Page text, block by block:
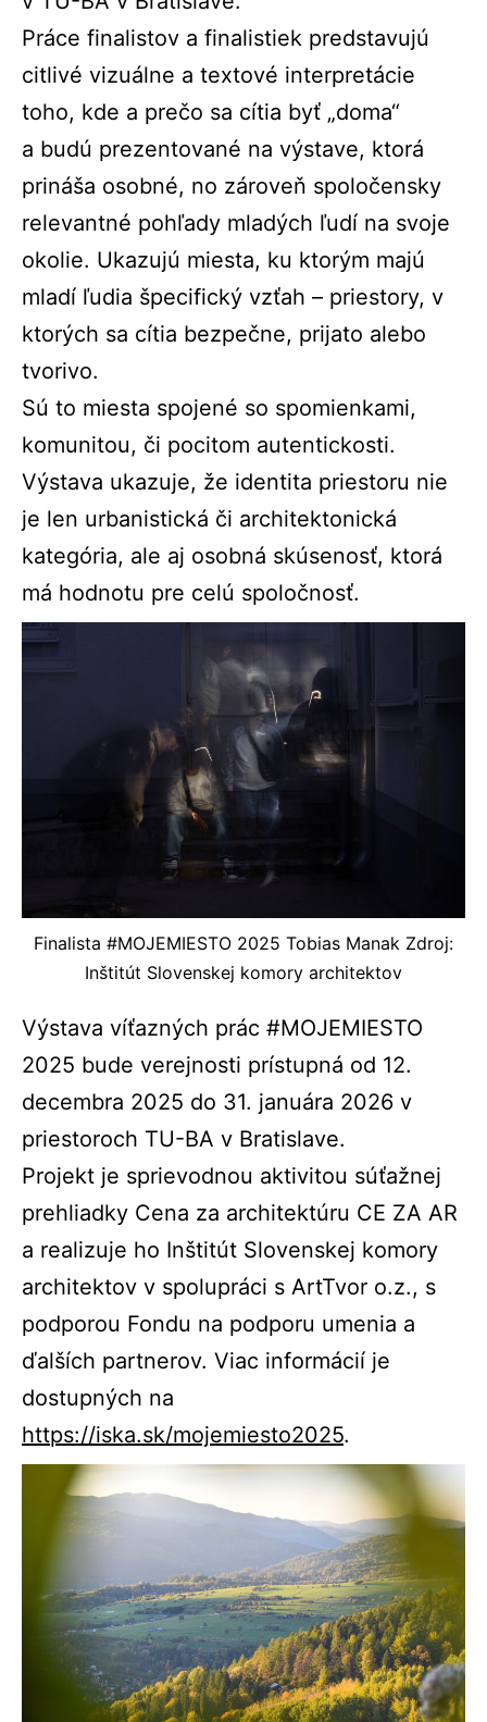
Práce finalistov a finalistiek predstavujú
citlivé vizuálne a textové interpretácie
toho, kde a prečo sa cítia byť „doma“
a budú prezentované na výstave, ktorá
prináša osobné, no zároveň spoločensky
relevantné pohľady mladých ľudí na svoje
okolie. Ukazujú miesta, ku ktorým majú
mladí ľudia špecifický vzťah – priestory, v
ktorých sa cítia bezpečne, prijato alebo
tvorivo.
Sú to miesta spojené so spomienkami,
komunitou, či pocitom autentickosti.
Výstava ukazuje, že identita priestoru nie
je len urbanistická či architektonická
kategória, ale aj osobná skúsenosť, ktorá
má hodnotu pre celú spoločnosť.
Finalista #MOJEMIESTO 2025 Tobias Manak Zdroj:
Inštitút Slovenskej komory architektov
Výstava víťazných prác #MOJEMIESTO
2025 bude verejnosti prístupná od 12.
decembra 2025 do 31. januára 2026 v
priestoroch TU-BA v Bratislave.
Projekt je sprievodnou aktivitou súťažnej
prehliadky Cena za architektúru CE ZA AR
a realizuje ho Inštitút Slovenskej komory
architektov v spolupráci s ArtTvor o.z., s
podporou Fondu na podporu umenia a
ďalších partnerov. Viac informácií je
dostupných na
https://iska.sk/mojemiesto2025.